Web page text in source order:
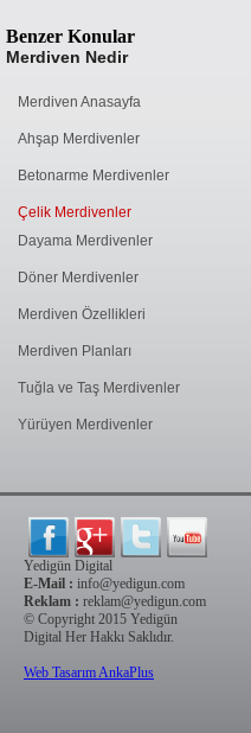
Benzer Konular
Merdiven Nedir
Merdiven Anasayfa
Ahşap Merdivenler
Betonarme Merdivenler
Çelik Merdivenler
Dayama Merdivenler
Döner Merdivenler
Merdiven Özellikleri
Merdiven Planları
Tuğla ve Taş Merdivenler
Yürüyen Merdivenler
Yedigün Digital
E-Mail : info@yedigun.com
Reklam : reklam@yedigun.com
© Copyright 2015 Yedigün
Digital Her Hakkı Saklıdır.
Web Tasarım AnkaPlus